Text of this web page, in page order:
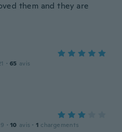
them and they are
· 65 avis
· 10 avis · 1 chargements